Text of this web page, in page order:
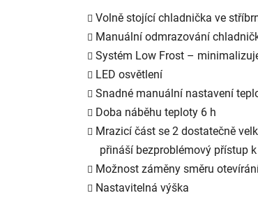
Volně stojící chladnička ve
Manuální odmrazování
Systém Low Frost –
LED osvětlení
Snadné manuální nastavení
Doba náběhu teploty 6 h
Mrazicí část se 2 dostatečně
přináší bezproblémový přístup
Možnost záměny směru
Nastavitelná výška